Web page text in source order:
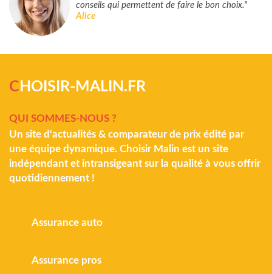
conseils qui permettent de faire le bon choix."
Alice
C HOISIR-MALIN.FR
QUI SOMMES-NOUS ?
Un site d'actualités & comparateur de prix édité par
une équipe dynamique. Choisir Malin est un site
indépendant et intransigeant sur la qualité à vous offrir
quotidiennement !
Assurance auto
Assurance pros